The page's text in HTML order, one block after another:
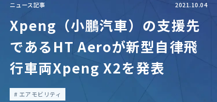
ニュース記事 2021.10.04
Xpeng（小鵬汽車）の支援先
であるHT Aeroが新型自律飛
行車両Xpeng X2を発表
エアモビリティ